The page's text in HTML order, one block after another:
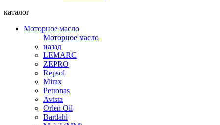
каталог
Моторное масло
Моторное масло
назад
LEMARC
ZEPRO
Repsol
Mirax
Petronas
Avista
Orlen Oil
Bardahl